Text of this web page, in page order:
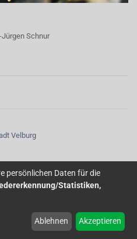
Jürgen Schnur
Velburg
persönlichen Daten für die
Statistiken,
Ablehnen Akzeptieren